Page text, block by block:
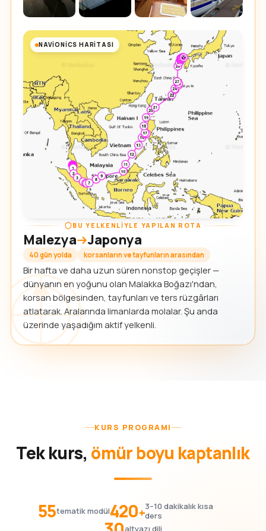
NAVIONICS HARITASI
BU YELKENLIYLE YAPILAN ROTA
Malezya Japonya
40 gün yolda korsanların ve tayfunların arasından
Bir hafta ve daha uzun süren nonstop geçişler —
dünyanın en yoğunu olan Malakka Boğazı'ndan,
korsan bölgesinden, tayfunları ve ters rüzgârları
atlatarak. Aralarında limanlarda molalar. Şu anda
üzerinde yaşadığım aktif yelkenli.
KURS PROGRAMI
Tek kurs, ömür boyu kaptanlık
55tematik modül420+3–10 dakikalık kısa
ders
altyazı dili